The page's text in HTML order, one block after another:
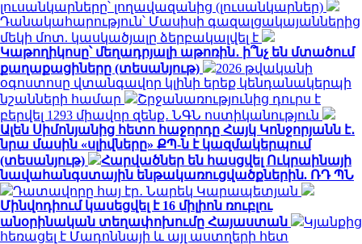
լուսանկարները՝ լողավազանից (լուսանկարներ)
Դանակահարություն՝ Մասիսի գազալցակայաններից
մեկի մոտ. կասկածյալը ձերբակալվել է
Կաթողիկոսը՝ մեղադրյալի աթոռին․ ի՞նչ են մտածում
քաղաքացիները (տեսանյութ)
2026 թվականի
օգոստոսը վտանգավոր կլինի երեք կենդանակերպի
նշանների համար
Շրջանառությունից դուրս է
բերվել 1293 միավոր զենք․ ՆԳՆ ոստիկանություն
Ալեն Սիմոնյանից հետո հաջորդը Հայկ Կոնջորյանն է․
նրա մասին «սլիվները» ՔՊ-ն է կազմակերպում
(տեսանյութ)
Հարվածներ են հասցվել Ուկրաինայի
նավահանգստային ենթակառուցվածքներին. ՌԴ ՊՆ
Դատավորը հայ էր․ Նարեկ Կարապետյան
Մինվոդիում կասեցվել է 16 միլիոն ռուբլու
անօրինական տեղափոխումը Հայաստան
Կյանքից
հեռացել է Մադոննայի և այլ աստղերի հետ